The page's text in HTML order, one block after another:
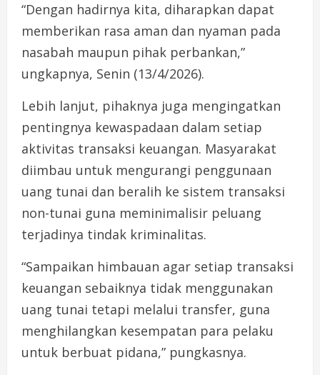
“Dengan hadirnya kita, diharapkan dapat
memberikan rasa aman dan nyaman pada
nasabah maupun pihak perbankan,”
ungkapnya, Senin (13/4/2026).
Lebih lanjut, pihaknya juga mengingatkan
pentingnya kewaspadaan dalam setiap
aktivitas transaksi keuangan. Masyarakat
diimbau untuk mengurangi penggunaan
uang tunai dan beralih ke sistem transaksi
non-tunai guna meminimalisir peluang
terjadinya tindak kriminalitas.
“Sampaikan himbauan agar setiap transaksi
keuangan sebaiknya tidak menggunakan
uang tunai tetapi melalui transfer, guna
menghilangkan kesempatan para pelaku
untuk berbuat pidana,” pungkasnya.